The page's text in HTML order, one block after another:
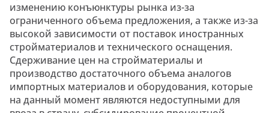
изменению конъюнктуры рынка из-за
ограниченного объема предложения, а также из-за
высокой зависимости от поставок иностранных
стройматериалов и технического оснащения.
Сдерживание цен на стройматериалы и
производство достаточного объема аналогов
импортных материалов и оборудования, которые
на данный момент являются недоступными для